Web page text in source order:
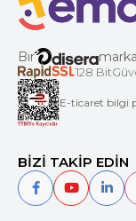
Bir
128
E-ticaret bilgi
BİZİ TAKİP EDİN